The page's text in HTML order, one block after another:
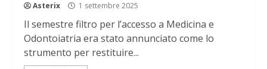
Asterix 1 settembre 2025
Il semestre filtro per l’accesso a Medicina e
Odontoiatria era stato annunciato come lo
strumento per restituire...